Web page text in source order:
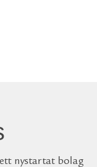
nystartat bolag